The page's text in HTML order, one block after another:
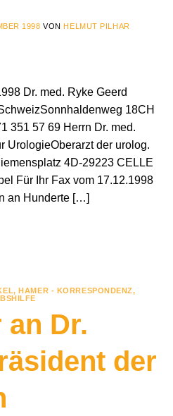
1998 VON HELMUT PILHAR
Dr. med. Ryke Geerd
18CH
351 57 69 Herrn Dr. med.
UrologieOberarzt der urolog.
4D-29223 CELLE
Für Ihr Fax vom 17.12.1998
an Hunderte […]
,HAMER - KORRESPONDENZ,
an Dr.
der